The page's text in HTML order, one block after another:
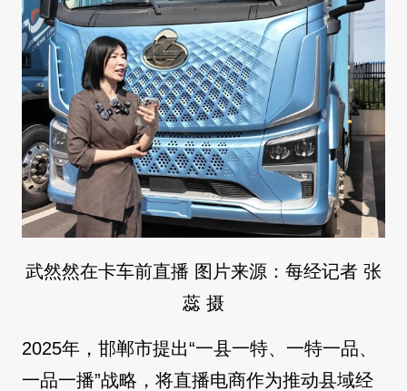
武然然在卡车前直播 图片来源：每经记者 张
蕊 摄
2025年，邯郸市提出“一县一特、一特一品、
一品一播”战略，将直播电商作为推动县域经